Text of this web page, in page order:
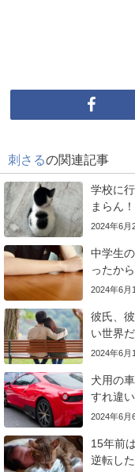
刺さるの関連記事
学校に
まらん！
2024年6月
中学生
ったから
2024年6月
彼氏、
い世界だ
2024年6月
犬用の
すれ違
2024年6月
15年前
逆転し